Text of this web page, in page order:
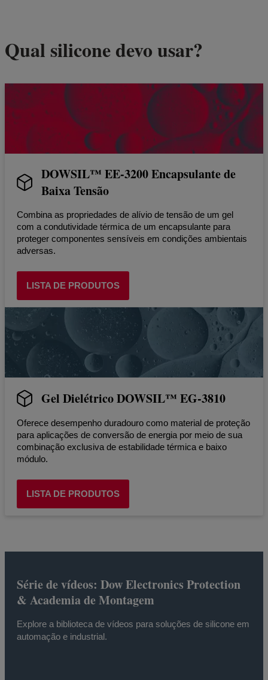
Qual silicone devo usar?
DOWSIL™ EE-3200 Encapsulante de
Baixa Tensão
Combina as propriedades de alívio de tensão de um gel
com a condutividade térmica de um encapsulante para
proteger componentes sensíveis em condições ambientais
adversas.
LISTA DE PRODUTOS
Gel Dielétrico DOWSIL™ EG-3810
Oferece desempenho duradouro como material de proteção
para aplicações de conversão de energia por meio de sua
combinação exclusiva de estabilidade térmica e baixo
módulo.
LISTA DE PRODUTOS
Série de vídeos: Dow Electronics Protection
& Academia de Montagem
Explore a biblioteca de vídeos para soluções de silicone em
automação e industrial.